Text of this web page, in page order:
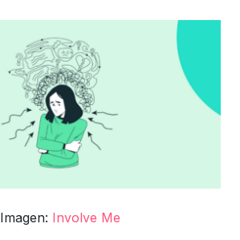
Imagen: Involve Me